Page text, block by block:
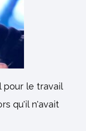
pour le travail
qu'il n'avait